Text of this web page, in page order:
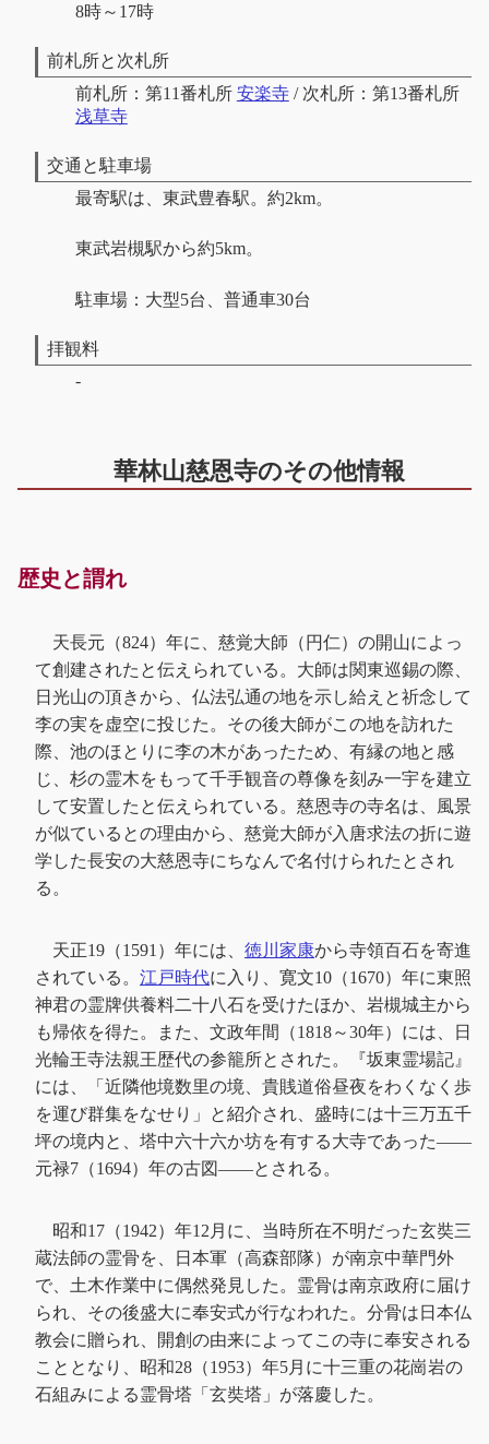
8時～17時
前札所と次札所
前札所：第11番札所 安楽寺/ 次札所：第13番札所
浅草寺
交通と駐車場
最寄駅は、東武豊春駅。約2km。
東武岩槻駅から約5km。
駐車場：大型5台、普通車30台
拝観料
-
華林山慈恩寺のその他情報
歴史と謂れ
天長元（824）年に、慈覚大師（円仁）の開山によっ
て創建されたと伝えられている。大師は関東巡錫の際、
日光山の頂きから、仏法弘通の地を示し給えと祈念して
李の実を虚空に投じた。その後大師がこの地を訪れた
際、池のほとりに李の木があったため、有縁の地と感
じ、杉の霊木をもって千手観音の尊像を刻み一宇を建立
して安置したと伝えられている。慈恩寺の寺名は、風景
が似ているとの理由から、慈覚大師が入唐求法の折に遊
学した長安の大慈恩寺にちなんで名付けられたとされ
る。
天正19（1591）年には、 徳川家康から寺領百石を寄進
されている。 江戸時代に入り、寛文10（1670）年に東照
神君の霊牌供養料二十八石を受けたほか、岩槻城主から
も帰依を得た。また、文政年間（1818～30年）には、日
光輪王寺法親王歴代の参籠所とされた。『坂東霊場記』
には、「近隣他境数里の境、貴賎道俗昼夜をわくなく歩
を運び群集をなせり」と紹介され、盛時には十三万五千
坪の境内と、塔中六十六か坊を有する大寺であった――
元禄7（1694）年の古図――とされる。
昭和17（1942）年12月に、当時所在不明だった玄奘三
蔵法師の霊骨を、日本軍（高森部隊）が南京中華門外
で、土木作業中に偶然発見した。霊骨は南京政府に届け
られ、その後盛大に奉安式が行なわれた。分骨は日本仏
教会に贈られ、開創の由来によってこの寺に奉安される
こととなり、昭和28（1953）年5月に十三重の花崗岩の
石組みによる霊骨塔「玄奘塔」が落慶した。